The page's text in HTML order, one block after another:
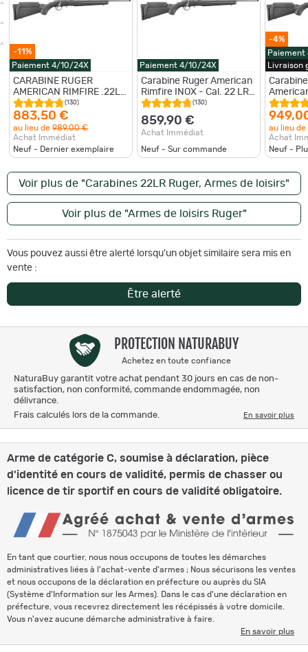
-11%
Paiement 4/10/24X
CARABINE RUGER
AMERICAN RIMFIRE .22LR
NOIRE CANON INOX
(130)
883,50 €
au lieu de 989,00 €
Achat Immédiat
Neuf - Dernier exemplaire
Paiement 4/10/24X
Carabine Ruger American
Rimfire INOX - Cal. 22 LR -
Filetage 1/2x28
(130)
859,90 €
Achat Immédiat
Neuf - Sur commande
-4%
Livraison
canon
au lieu de
Achat
Neuf -
Voir plus de "Carabines 22LR Ruger, Armes de loisirs"
Voir plus de "Armes de loisirs Ruger"
Vous pouvez aussi être alerté lorsqu'un objet similaire sera mis en
vente :
Être alerté
PROTECTION NATURABUY
Achetez en toute confiance
NaturaBuy garantit votre achat pendant 30 jours en cas de non-
satisfaction, non conformité, commande endommagée, non
délivrance.
Frais calculés lors de la commande.
En savoir plus
Arme de catégorie C, soumise à déclaration, pièce
d'identité en cours de validité, permis de chasser ou
licence de tir sportif en cours de validité obligatoire.
En tant que courtier, nous nous occupons de toutes les démarches
administratives liées à l'achat-vente d'armes ; Nous sécurisons les ventes
et nous occupons de la déclaration en préfecture ou auprès du SIA
(Système d'Information sur les Armes). Dans le cas d'une déclaration en
préfecture, vous recevrez directement les récépissés à votre domicile.
Vous n'avez aucune démarche administrative à faire.
En savoir plus